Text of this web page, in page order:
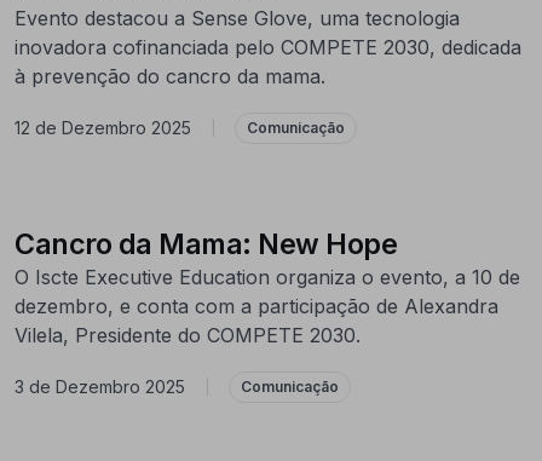
Evento destacou a Sense Glove, uma tecnologia
inovadora cofinanciada pelo COMPETE 2030, dedicada
à prevenção do cancro da mama.
12 de Dezembro 2025 Comunicação
Cancro da Mama: New Hope
O Iscte Executive Education organiza o evento, a 10 de
dezembro, e conta com a participação de Alexandra
Vilela, Presidente do COMPETE 2030.
3 de Dezembro 2025 Comunicação